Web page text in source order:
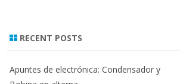
RECENT POSTS
Apuntes de electrónica: Condensador y